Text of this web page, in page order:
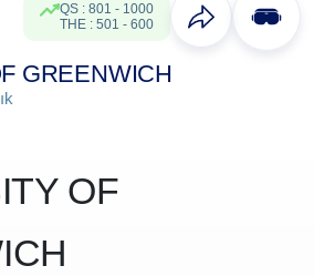
GREENWICH
QS : 801 - 1000
THE : 501 - 600
OF